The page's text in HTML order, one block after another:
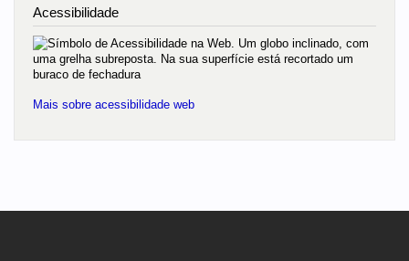
Acessibilidade
Mais sobre acessibilidade web